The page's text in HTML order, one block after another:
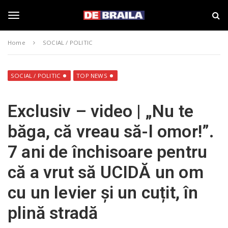
g
l
e
n
i
a
a
–
d
e
b
r
a
i
l
a
.
r
Home SOCIAL / POLITIC
SOCIAL / POLITIC TOP NEWS
Exclusiv – video | „Nu te
băga, că vreau să-l omor!”.
7 ani de închisoare pentru
că a vrut să UCIDĂ un om
cu un levier și un cuțit, în
plină stradă